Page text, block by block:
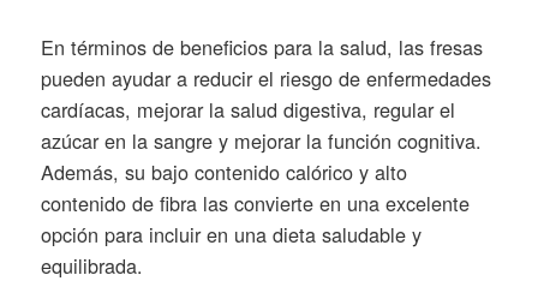
En términos de beneficios para la salud, las fresas
pueden ayudar a reducir el riesgo de enfermedades
cardíacas, mejorar la salud digestiva, regular el
azúcar en la sangre y mejorar la función cognitiva.
Además, su bajo contenido calórico y alto
contenido de fibra las convierte en una excelente
opción para incluir en una dieta saludable y
equilibrada.